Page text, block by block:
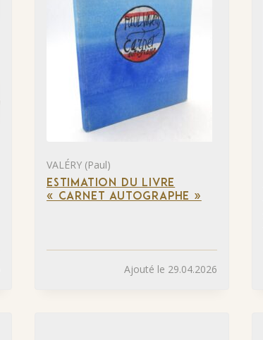
VALÉRY (Paul)
ESTIMATION DU LIVRE
« CARNET AUTOGRAPHE »
Ajouté le 29.04.2026